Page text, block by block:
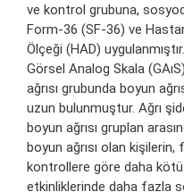
ve kontrol grubuna,
Form-36 (SF-36) ve
Ölçeği (HAD)
Görsel Analog Skala
ağrısı grubunda boyun
uzun bulunmuştur. Ağrı
boyun ağrısı gruplan
boyun ağrısı olan
kontrollere göre daha
etkinliklerinde daha fazla